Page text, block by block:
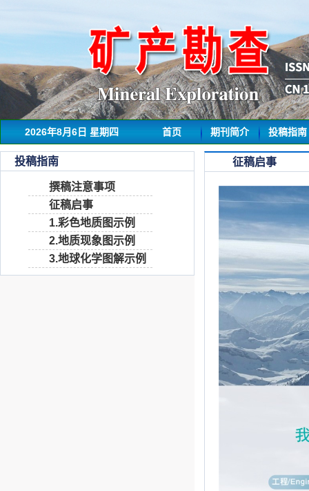
2026年8月6日 星期四 首页 期刊简介 投稿指南
投稿指南
撰稿注意事项
征稿启事
1.彩色地质图示例
2.地质现象图示例
3.地球化学图解示例
征稿启事